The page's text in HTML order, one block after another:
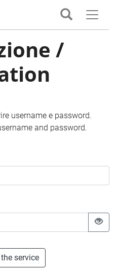
/
username e password.
and password.
service